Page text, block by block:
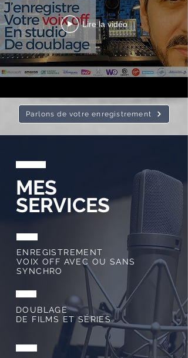
Lire la vidéo
Parlons de votre enregistrement
MES
SERVICES
ENREGISTREMENT
VOIX OFF AVEC OU SANS
SYNCHRO
DOUBLAGE
DE FILMS ET SÉRIES